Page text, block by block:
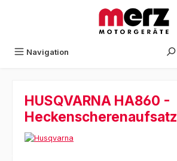
Navigation
HUSQVARNA HA860 -
Heckenscherenaufsatz